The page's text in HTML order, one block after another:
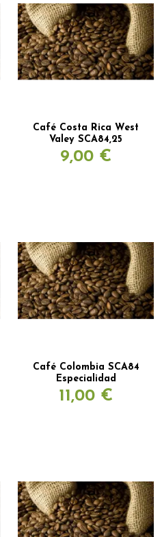
Café Costa Rica West
Valey SCA84,25
9,00 €
Café Colombia SCA84
Especialidad
11,00 €